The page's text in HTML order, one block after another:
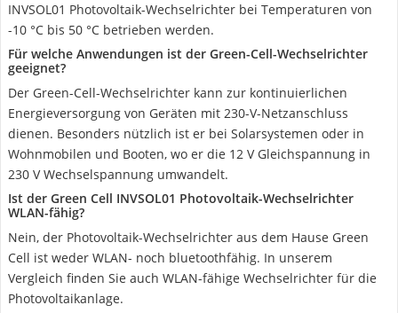
INVSOL01 Photovoltaik-Wechselrichter bei Temperaturen von
-10 °C bis 50 °C betrieben werden.
Für welche Anwendungen ist der Green-Cell-Wechselrichter
geeignet?
Der Green-Cell-Wechselrichter kann zur kontinuierlichen
Energieversorgung von Geräten mit 230-V-Netzanschluss
dienen. Besonders nützlich ist er bei Solarsystemen oder in
Wohnmobilen und Booten, wo er die 12 V Gleichspannung in
230 V Wechselspannung umwandelt.
Ist der Green Cell INVSOL01 Photovoltaik-Wechselrichter
WLAN-fähig?
Nein, der Photovoltaik-Wechselrichter aus dem Hause Green
Cell ist weder WLAN- noch bluetoothfähig. In unserem
Vergleich finden Sie auch WLAN-fähige Wechselrichter für die
Photovoltaikanlage.